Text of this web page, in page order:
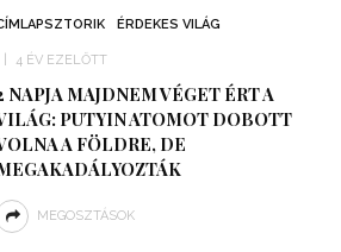
ÉRDEKES VILÁG
4 ÉV EZELŐTT
NAPJA MAJDNEM VÉGET ÉRT A
PUTYIN ATOMOT DOBOTT
A FÖLDRE, DE
MEGOSZTÁSOK